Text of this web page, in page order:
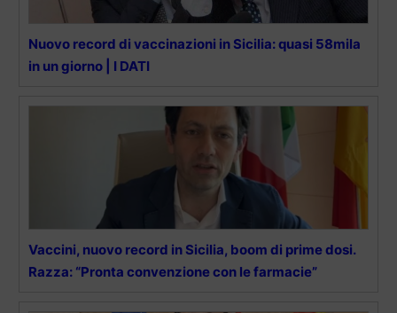
Nuovo record di vaccinazioni in Sicilia: quasi 58mila
in un giorno | I DATI
Vaccini, nuovo record in Sicilia, boom di prime dosi.
Razza: “Pronta convenzione con le farmacie”